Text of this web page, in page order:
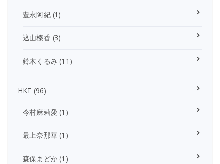
豊永阿紀(1)
込山榛香 (3)
鈴木くるみ (11)
HKT (96)
今村麻莉愛 (1)
最上奈那華 (1)
森保まどか (1)